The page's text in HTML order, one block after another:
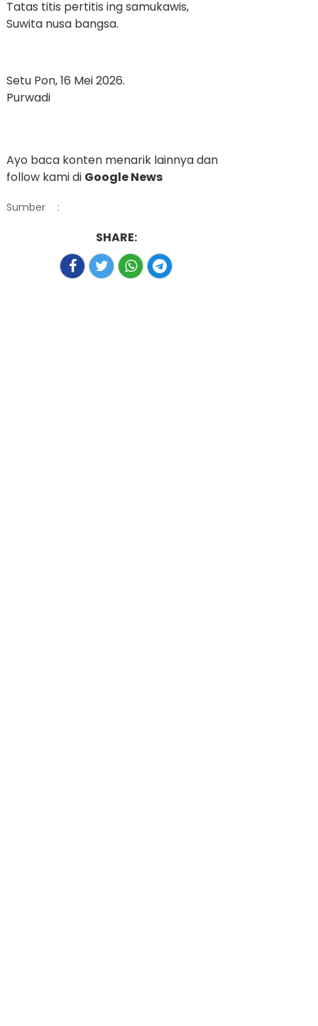
Tatas titis pertitis ing samukawis,
Suwita nusa bangsa.
Setu Pon, 16 Mei 2026.
Purwadi
Ayo baca konten menarik lainnya dan
follow kami di Google News
Sumber :
SHARE: